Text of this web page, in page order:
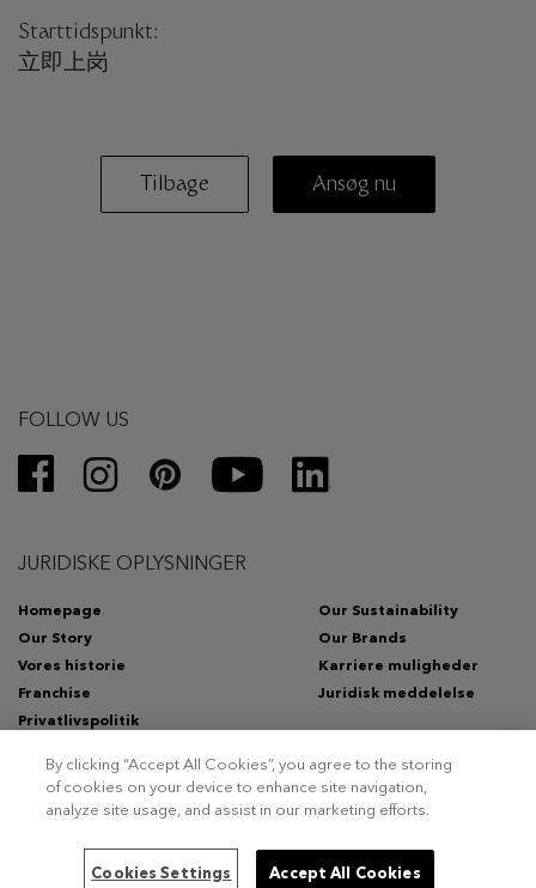
Starttidspunkt:
立即上岗
Tilbage Ansøg nu
FOLLOW US
JURIDISKE OPLYSNINGER
Homepage
Our Sustainability
Our Story
Our Brands
Vores historie
Karriere muligheder
Franchise
Juridisk meddelelse
Privatlivspolitik
forbeholdes.
By clicking “Accept All Cookies”, you agree to the storing
of cookies on your device to enhance site navigation,
analyze site usage, and assist in our marketing efforts.
Cookies Settings Accept All Cookies